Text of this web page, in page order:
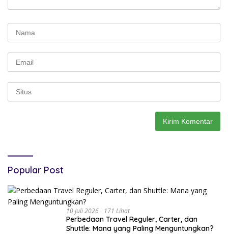
Popular Post
10 Juli 2026 171 Lihat
Perbedaan Travel Reguler, Carter, dan
Shuttle: Mana yang Paling Menguntungkan?